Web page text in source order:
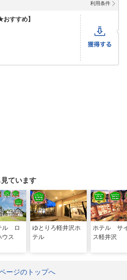
利用条件
すすめ】
ています
ル ロ
ウス
ゆとりろ軽井沢ホ
テル
ホテル サ
ス軽井沢
ージのトップへ